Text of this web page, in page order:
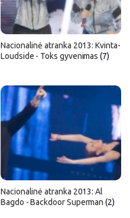
Nacionalinė atranka 2013: Kvinta-
Loudside - Toks gyvenimas(7)
Nacionalinė atranka 2013: Al
Bagdo - Backdoor Superman(2)